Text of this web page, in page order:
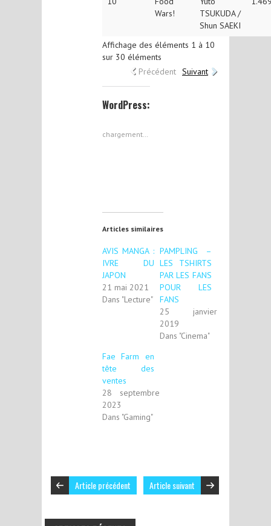
Wars!
TSUKUDA /
Shun SAEKI
Affichage des éléments 1 à 10
sur 30 éléments
Précédent Suivant
WordPress:
chargement…
Articles similaires
AVIS MANGA :
IVRE DU
JAPON
21 mai 2021
Dans "Lecture"
PAMPLING –
LES TSHIRTS
PAR LES FANS
POUR LES
FANS
25 janvier
2019
Dans "Cinema"
Fae Farm en
tête des
ventes
28 septembre
2023
Dans "Gaming"
Article précédent Article suivant